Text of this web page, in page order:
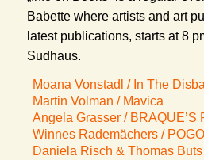
Babette where artists and art
latest publications, starts at 8
Sudhaus.
Moana Vonstadl / In The
Martin Volman / Mavica
Angela Grasser / BRAQUE’S
Winnes Rademächers /
Daniela Risch & Thomas Buts